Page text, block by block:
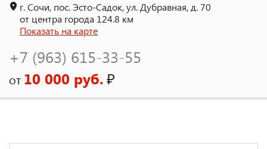
г. Сочи, пос. Эсто-Садок, ул. Дубравная, д. 70
от центра города 124.8 км
Показать на карте
+7 (963) 615-33-55
от 10 000 руб.₽